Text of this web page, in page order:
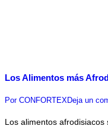
Los Alimentos más
Por CONFORTEXDeja un
Los alimentos